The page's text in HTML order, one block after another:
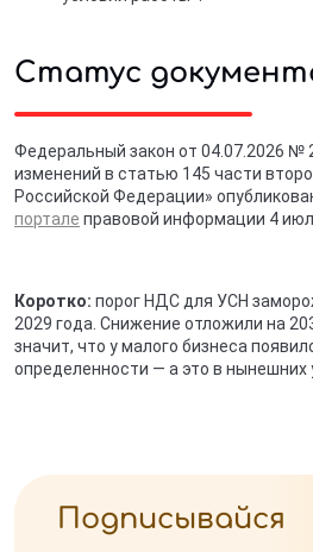
Статус
Федеральный закон от 04.07.2026 №
изменений в статью 145 части
Российской Федерации»
портале правовой информации 4
Коротко: порог НДС для УСН
2029 года. Снижение отложили на
значит, что у малого бизнеса
определенности — а это в нынешних
Подписывайся